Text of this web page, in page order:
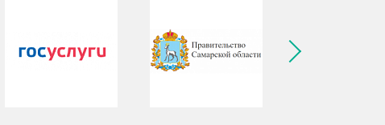
Следующее изображение